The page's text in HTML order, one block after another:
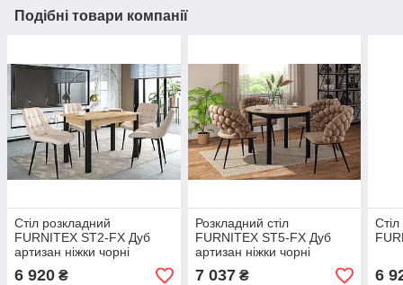
Подібні товари компанії
Стіл розкладний
FURNITEX ST2-FX Дуб
артизан ніжки чорні
6 920 ₴
Розкладний стіл
FURNITEX ST5-FX Дуб
артизан ніжки чорні
7 037₴ 6